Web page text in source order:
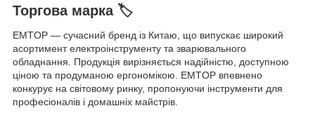
Торгова марка 🏷️
EMTOP — сучасний бренд із Китаю, що випускає широкий
асортимент електроінструменту та зварювального
обладнання. Продукція вирізняється надійністю, доступною
ціною та продуманою ергономікою. EMTOP впевнено
конкурує на світовому ринку, пропонуючи інструменти для
професіоналів і домашніх майстрів.